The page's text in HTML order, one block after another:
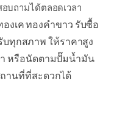
บถามได้ตลอดเวลา
งเค ทองคำขาว รับซื้อ
บทุกสภาพ ให้ราคาสูง
หรือนัดตามปั๊มน้ำมัน
านที่ที่สะดวกได้